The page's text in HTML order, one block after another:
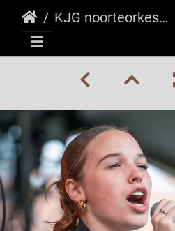
KJG noorteorkester Tallinna Vanalinnapäevadel kavaga "Tuntud ja tundmatud hitid"